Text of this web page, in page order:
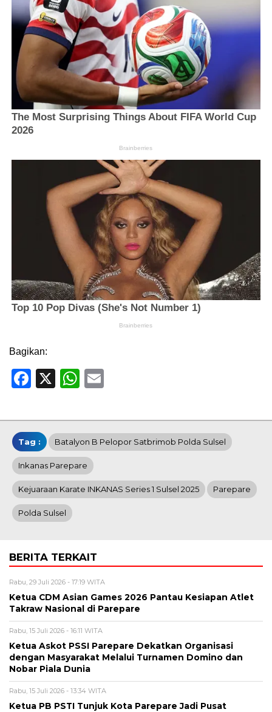
Bagikan:
Facebook
X WhatsApp
Tag : Batalyon B Pelopor Satbrimob Polda Sulsel
Inkanas Parepare
Kejuaraan Karate INKANAS Series 1 Sulsel 2025 Parepare
Polda Sulsel
BERITA TERKAIT
Rabu, 29 Juli 2026 - 17:19 WITA
Ketua CDM Asian Games 2026 Pantau Kesiapan Atlet
Takraw Nasional di Parepare
Rabu, 15 Juli 2026 - 16:11 WITA
Ketua Askot PSSI Parepare Dekatkan Organisasi
dengan Masyarakat Melalui Turnamen Domino dan
Nobar Piala Dunia
Rabu, 15 Juli 2026 - 13:34 WITA
Ketua PB PSTI Tunjuk Kota Parepare Jadi Pusat